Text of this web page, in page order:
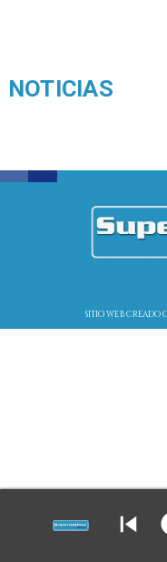
NOTICIAS
SITIO WEB CREADO